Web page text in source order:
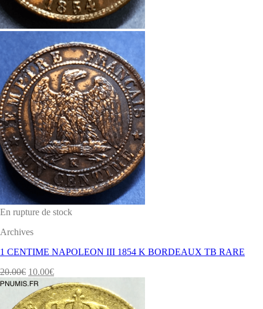
En rupture de stock
Archives
1 CENTIME NAPOLEON III 1854 K BORDEAUX TB RARE
20.00€ 10.00€